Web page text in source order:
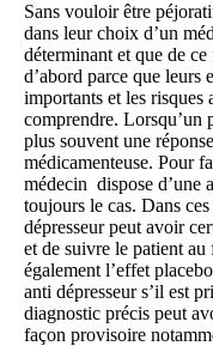
Sans vouloir être
dans leur choix d’un
déterminant et que de
d’abord parce que leurs
importants et les risques
comprendre. Lorsqu’un
plus souvent une
médicamenteuse. Pour
médecin dispose d’une
toujours le cas. Dans
dépresseur peut avoir
et de suivre le patient
également l’effet
anti dépresseur s’il est
diagnostic précis peut
façon provisoire